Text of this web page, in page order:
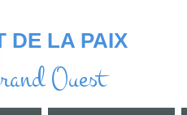
DE LA PAIX
Ouest